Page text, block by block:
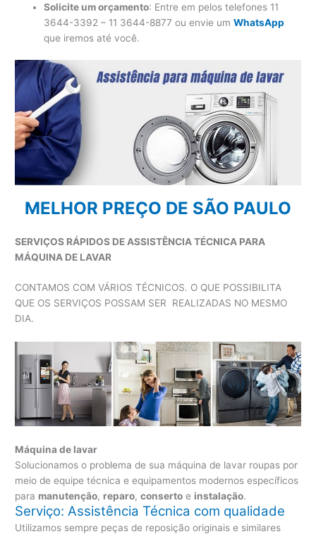
Solicite um orçamento: Entre em pelos telefones 11
3644-3392 – 11 3644-8877 ou envie umWhatsApp
que iremos até você.
MELHOR PREÇO DE SÃO PAULO
SERVIÇOS RÁPIDOS DE ASSISTÊNCIA TÉCNICA PARA
MÁQUINA DE LAVAR
CONTAMOS COM VÁRIOS TÉCNICOS. O QUE POSSIBILITA
QUE OS SERVIÇOS POSSAM SER REALIZADAS NO MESMO
DIA.
Máquina de lavar
Solucionamos o problema de sua máquina de lavar roupas por
meio de equipe técnica e equipamentos modernos específicos
para manutenção, reparo,conserto e instalação.
Serviço: Assistência Técnica com qualidade
Utilizamos sempre peças de reposição originais e similares